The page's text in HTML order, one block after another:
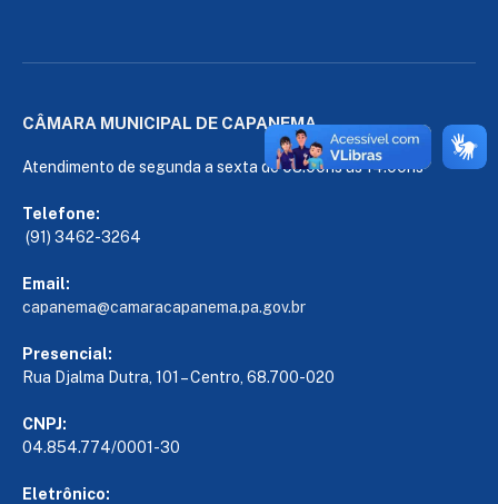
CÂMARA MUNICIPAL DE CAPANEMA
Atendimento de segunda a sexta de 08:00hs às 14:00hs
Telefone:
(91) 3462-3264
Email:
capanema@camaracapanema.pa.gov.br
Presencial:
Rua Djalma Dutra, 101 – Centro, 68.700-020
CNPJ:
04.854.774/0001-30
Eletrônico: